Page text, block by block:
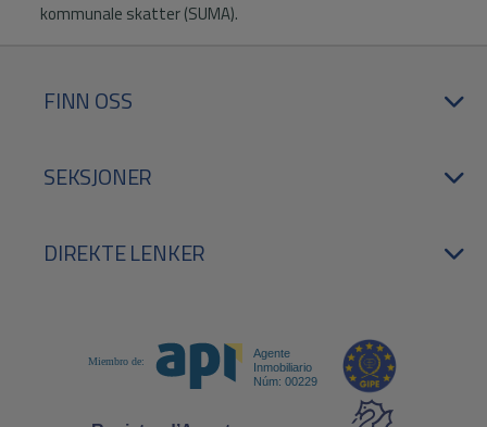
kommunale skatter (SUMA).
FINN OSS
SEKSJONER
DIREKTE LENKER